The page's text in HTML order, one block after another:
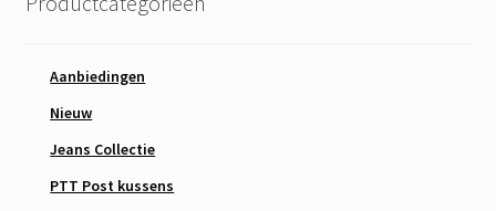
Aanbiedingen
Nieuw
Jeans Collectie
PTT Post kussens